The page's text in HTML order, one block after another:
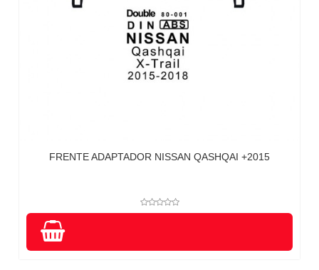
FRENTE ADAPTADOR NISSAN QASHQAI +2015